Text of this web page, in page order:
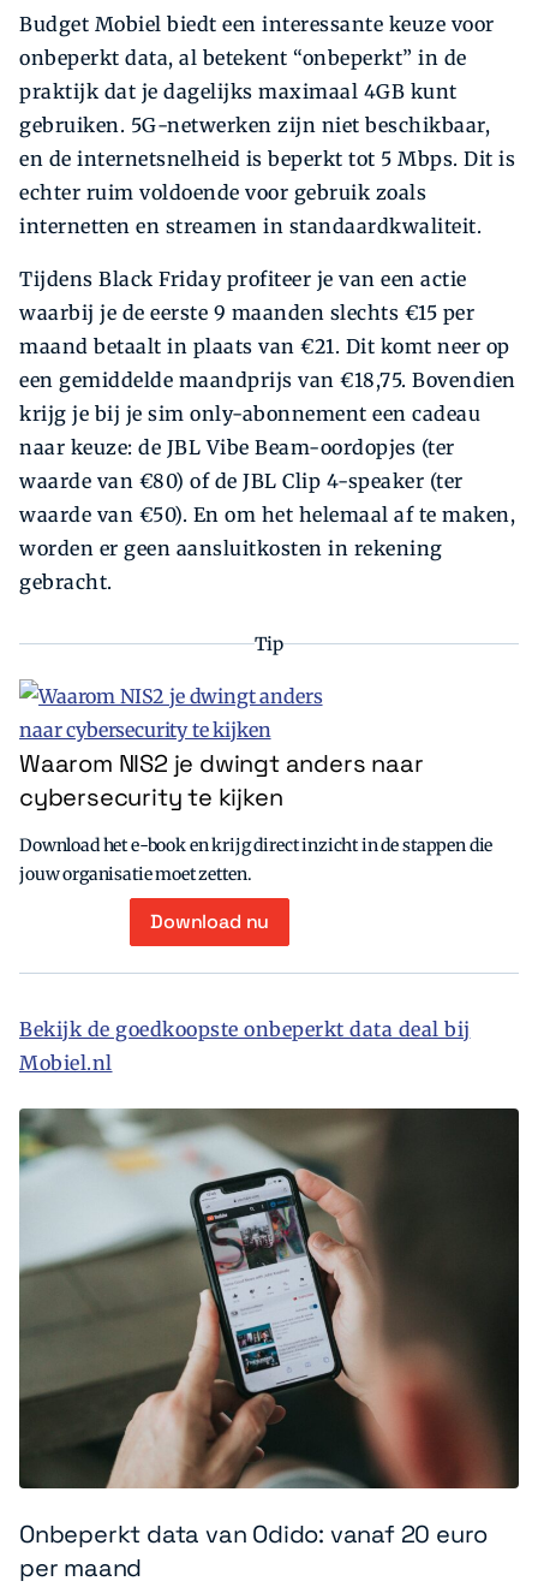
Budget Mobiel biedt een interessante keuze voor
onbeperkt data, al betekent “onbeperkt” in de
praktijk dat je dagelijks maximaal 4GB kunt
gebruiken. 5G-netwerken zijn niet beschikbaar,
en de internetsnelheid is beperkt tot 5 Mbps. Dit is
echter ruim voldoende voor gebruik zoals
internetten en streamen in standaardkwaliteit.
Tijdens Black Friday profiteer je van een actie
waarbij je de eerste 9 maanden slechts €15 per
maand betaalt in plaats van €21. Dit komt neer op
een gemiddelde maandprijs van €18,75. Bovendien
krijg je bij je sim only-abonnement een cadeau
naar keuze: de JBL Vibe Beam-oordopjes (ter
waarde van €80) of de JBL Clip 4-speaker (ter
waarde van €50). En om het helemaal af te maken,
worden er geen aansluitkosten in rekening
gebracht.
Tip
Waarom NIS2 je dwingt anders naar
cybersecurity te kijken
Download het e-book en krijg direct inzicht in de stappen die
jouw organisatie moet zetten.
Download nu
Bekijk de goedkoopste onbeperkt data deal bij
Mobiel.nl
Onbeperkt data van Odido: vanaf 20 euro
per maand